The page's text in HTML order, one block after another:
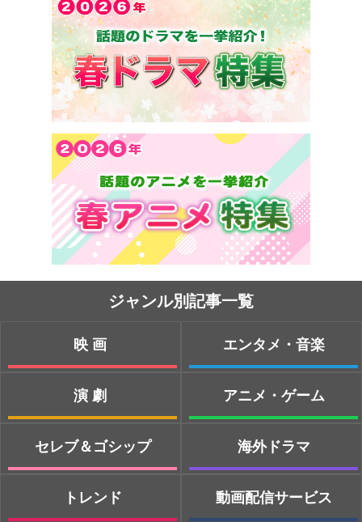
ジャンル別記事一覧
映画
演劇
セレブ＆ゴシップ
トレンド
エンタメ・音楽
アニメ・ゲーム
海外ドラマ
動画配信サービス